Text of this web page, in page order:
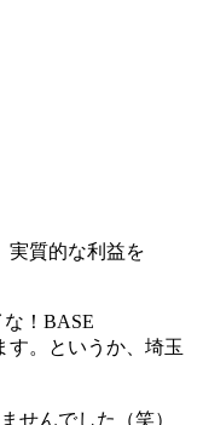
実質的な利益を
！BASE
す。というか、埼玉
せんでした（笑）